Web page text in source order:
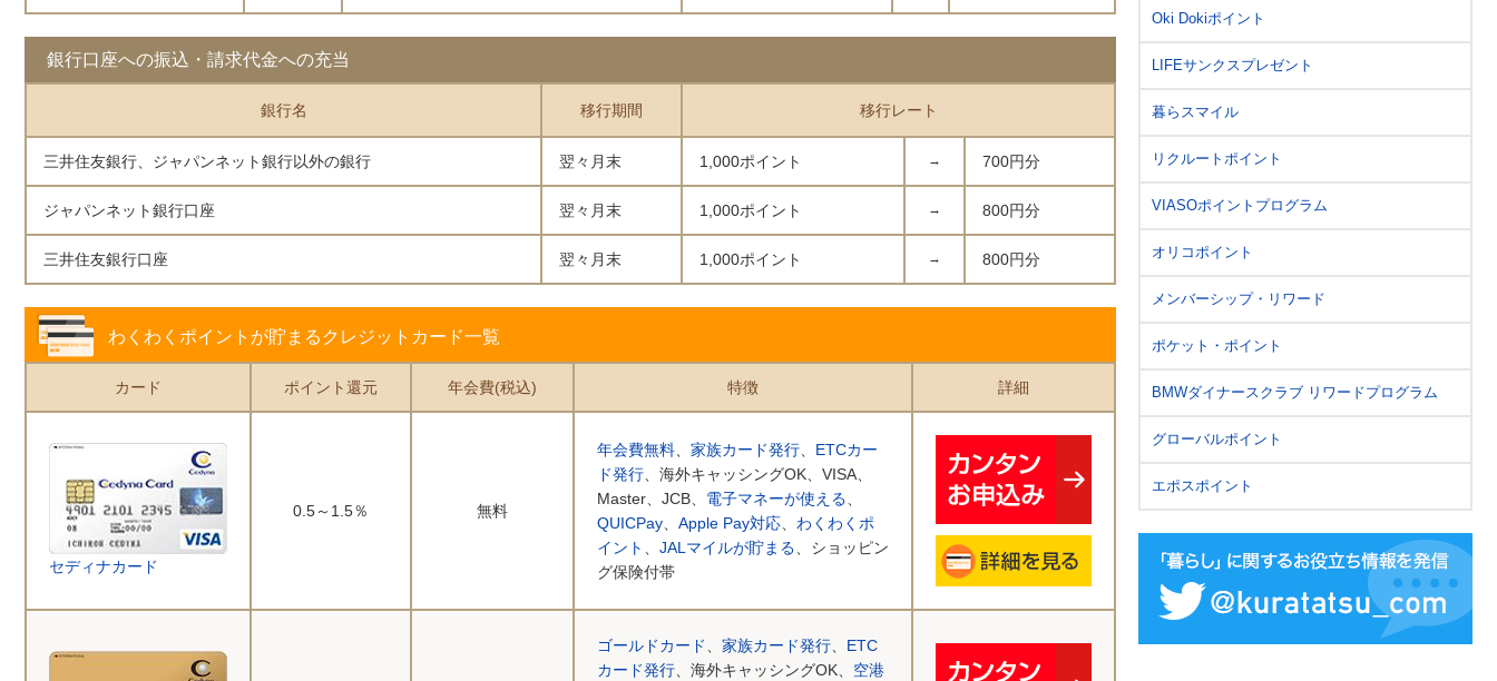
銀行口座への振込・請求代金への充当
銀行名 移行期間 移行レート
三井住友銀行、ジャパンネット銀行以外の銀行 翌々月末 1,000ポイント → 700円分
ジャパンネット銀行口座 翌々月末 1,000ポイント → 800円分
三井住友銀行口座 翌々月末 1,000ポイント → 800円分
わくわくポイントが貯まるクレジットカード一覧
カード ポイント還元 年会費(税込) 特徴 詳細
セディナカード
0.5～1.5％ 無料
年会費無料、 家族カード発行、 ETCカー
ド発行、海外キャッシングOK、VISA、
Master、JCB、 電子マネーが使える、
QUICPay、 Apple Pay対応、 わくわくポ
イント 、 JALマイルが貯まる、ショッピン
グ保険付帯
ゴールドカード、 家族カード発行、 ETC
カード発行、海外キャッシングOK、 空港
Oki Dokiポイント
LIFEサンクスプレゼント
暮らスマイル
リクルートポイント
VIASOポイントプログラム
オリコポイント
メンバーシップ・リワード
ポケット・ポイント
BMWダイナースクラブ リワードプログラム
グローバルポイント
エポスポイント